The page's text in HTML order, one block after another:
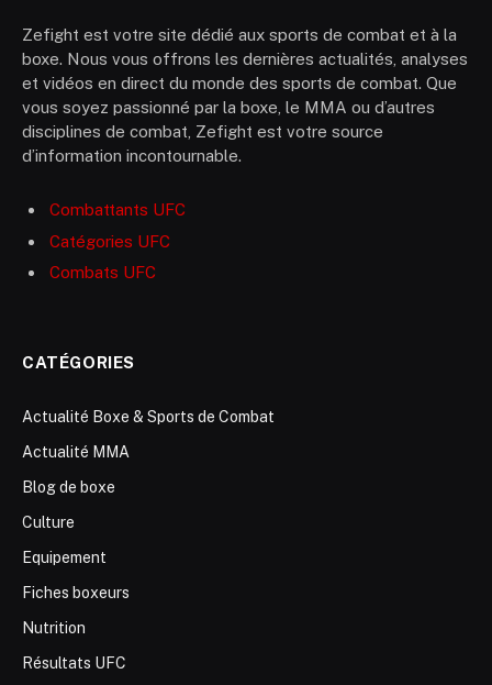
Zefight est votre site dédié aux sports de combat et à la
boxe. Nous vous offrons les dernières actualités, analyses
et vidéos en direct du monde des sports de combat. Que
vous soyez passionné par la boxe, le MMA ou d’autres
disciplines de combat, Zefight est votre source
d’information incontournable.
Combattants UFC
Catégories UFC
Combats UFC
CATÉGORIES
Actualité Boxe & Sports de Combat
Actualité MMA
Blog de boxe
Culture
Equipement
Fiches boxeurs
Nutrition
Résultats UFC